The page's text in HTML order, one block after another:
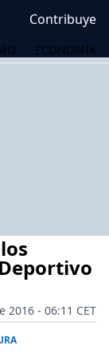
Contribuye
ECONOMÍA
2016 - 06:11 CET